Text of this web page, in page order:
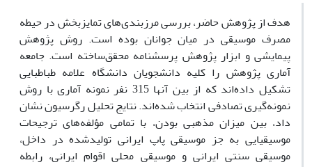
هدف از پژوهش حاضر، بررسی مرزبندی‌‌های تمایزبخش در حیطه
مصرف موسیقی در میان جوانان بوده است. روش پژوهش
پیمایشی و ابزار پژوهش پرسشنامه محقق‌ساخته است. جامعه
آماری پژوهش را کلیه دانشجویان دانشگاه علامه طباطبایی
تشکیل داده‌اند که از بین آنها 315 نفر نمونه آماری با روش
نمونه‌‌گیری تصادفی انتخاب شده‌اند. نتایج تحلیل رگرسیون نشان
داد، بین میزان مذهبی بودن، با تمامی مؤلفه‌‌‌های ترجیحات
موسیقیایی به جز موسیقی پاپ ایرانی تولید‌شده در داخل،
موسیقی سنتی ایرانی و موسیقی محلی اقوام ایرانی، رابطه